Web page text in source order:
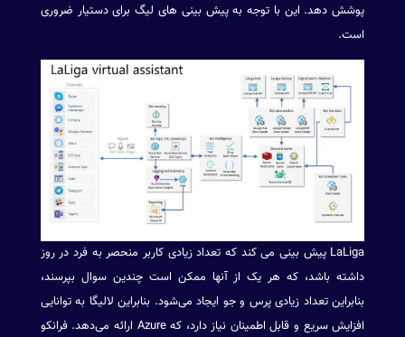
پوشش دهد. این با توجه به پیش بینی های لیگ برای دستیار ضروری
است.
LaLiga پیش بینی می کند که تعداد زیادی کاربر منحصر به فرد در روز
داشته باشد، که هر یک از آنها ممکن است چندین سوال بپرسند،
بنابراین تعداد زیادی پرس و جو ایجاد می‌شود. بنابراین لالیگا به توانایی
افزایش سریع و قابل اطمینان نیاز دارد، که Azure ارائه می‌دهد. فرانکو